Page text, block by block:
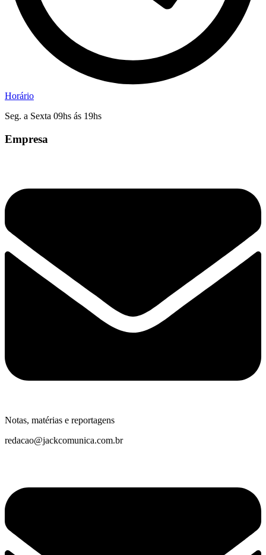
Horário
Seg. a Sexta 09hs ás 19hs
Empresa
Notas, matérias e reportagens
redacao@jackcomunica.com.br